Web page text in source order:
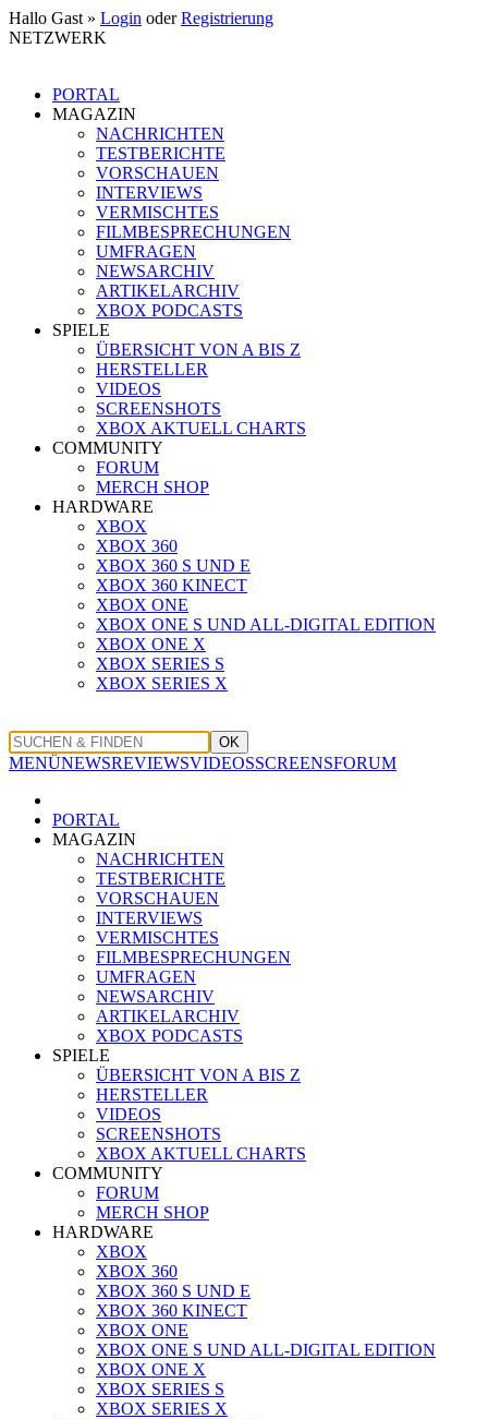
Hallo Gast » Login oderRegistrierung
NETZWERK
PORTAL
MAGAZIN
NACHRICHTEN
TESTBERICHTE
VORSCHAUEN
INTERVIEWS
VERMISCHTES
FILMBESPRECHUNGEN
UMFRAGEN
NEWSARCHIV
ARTIKELARCHIV
XBOX PODCASTS
SPIELE
ÜBERSICHT VON A BIS Z
HERSTELLER
VIDEOS
SCREENSHOTS
XBOX AKTUELL CHARTS
COMMUNITY
FORUM
MERCH SHOP
HARDWARE
XBOX
XBOX 360
XBOX 360 S UND E
XBOX 360 KINECT
XBOX ONE
XBOX ONE S UND ALL-DIGITAL EDITION
XBOX ONE X
XBOX SERIES S
XBOX SERIES X
OK
MENÜNEWSREVIEWSVIDEOSSCREENSFORUM
PORTAL
MAGAZIN
NACHRICHTEN
TESTBERICHTE
VORSCHAUEN
INTERVIEWS
VERMISCHTES
FILMBESPRECHUNGEN
UMFRAGEN
NEWSARCHIV
ARTIKELARCHIV
XBOX PODCASTS
SPIELE
ÜBERSICHT VON A BIS Z
HERSTELLER
VIDEOS
SCREENSHOTS
XBOX AKTUELL CHARTS
COMMUNITY
FORUM
MERCH SHOP
HARDWARE
XBOX
XBOX 360
XBOX 360 S UND E
XBOX 360 KINECT
XBOX ONE
XBOX ONE S UND ALL-DIGITAL EDITION
XBOX ONE X
XBOX SERIES S
XBOX SERIES X